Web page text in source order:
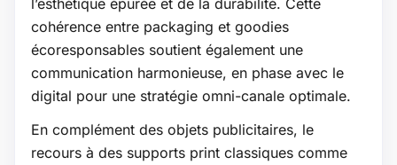
cohérence entre packaging et goodies
écoresponsables soutient également une
communication harmonieuse, en phase avec le
digital pour une stratégie omni-canale optimale.
En complément des objets publicitaires, le
recours à des supports print classiques comme